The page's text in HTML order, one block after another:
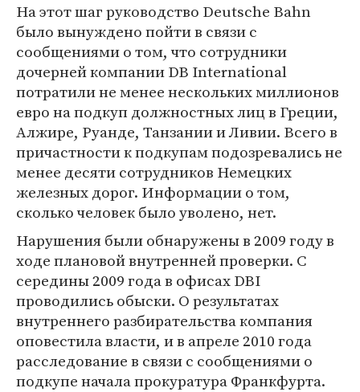
На этот шаг руководство Deutsche Bahn
было вынуждено пойти в связи с
сообщениями о том, что сотрудники
дочерней компании DB International
потратили не менее нескольких миллионов
евро на подкуп должностных лиц в Греции,
Алжире, Руанде, Танзании и Ливии. Всего в
причастности к подкупам подозревались не
менее десяти сотрудников Немецких
железных дорог. Информации о том,
сколько человек было уволено, нет.
Нарушения были обнаружены в 2009 году в
ходе плановой внутренней проверки. С
середины 2009 года в офисах DBI
проводились обыски. О результатах
внутреннего разбирательства компания
оповестила власти, и в апреле 2010 года
расследование в связи с сообщениями о
подкупе начала прокуратура Франкфурта.